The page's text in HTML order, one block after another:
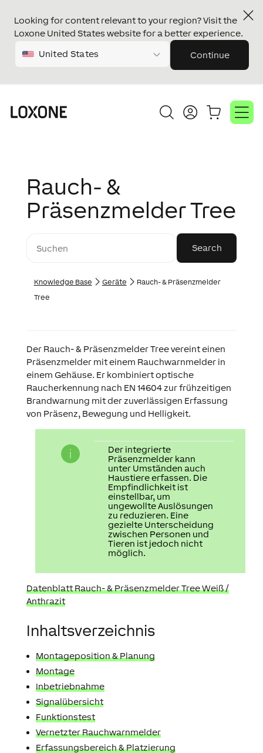
Looking for content relevant to your region? Visit the
Loxone United States website for a better experience.
United States Continue
Rauch- &
Präsenzmelder Tree
Knowledge Base Geräte
Rauch- & Präsenzmelder
Tree
Der Rauch- & Präsenzmelder Tree vereint einen
Präsenzmelder mit einem Rauchwarnmelder in
einem Gehäuse. Er kombiniert optische
Raucherkennung nach EN 14604 zur frühzeitigen
Brandwarnung mit der zuverlässigen Erfassung
von Präsenz, Bewegung und Helligkeit.
Der integrierte
Präsenzmelder kann
unter Umständen auch
Haustiere erfassen. Die
Empfindlichkeit ist
einstellbar, um
ungewollte Auslösungen
zu reduzieren. Eine
gezielte Unterscheidung
zwischen Personen und
Tieren ist jedoch nicht
möglich.
Datenblatt Rauch- & Präsenzmelder Tree Weiß /
Anthrazit
Inhaltsverzeichnis
Montageposition & Planung
Montage
Inbetriebnahme
Signalübersicht
Funktionstest
Vernetzter Rauchwarnmelder
Erfassungsbereich & Platzierung